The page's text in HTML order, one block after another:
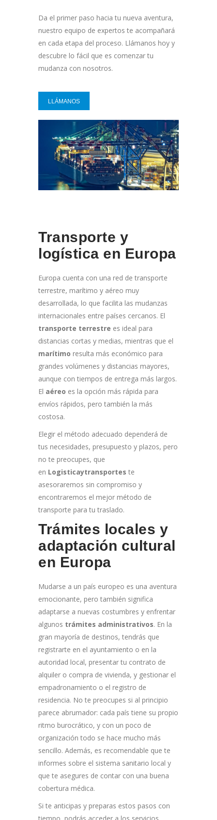
Da el primer paso hacia tu nueva aventura,
nuestro equipo de expertos te acompañará
en cada etapa del proceso. Llámanos hoy y
descubre lo fácil que es comenzar tu
mudanza con nosotros.
LLÁMANOS
Transporte y
logística en Europa
Europa cuenta con una red de transporte
terrestre, marítimo y aéreo muy
desarrollada, lo que facilita las mudanzas
internacionales entre países cercanos. El
transporte terrestre es ideal para
distancias cortas y medias, mientras que el
marítimo resulta más económico para
grandes volúmenes y distancias mayores,
aunque con tiempos de entrega más largos.
El aéreo es la opción más rápida para
envíos rápidos, pero también la más
costosa.
Elegir el método adecuado dependerá de
tus necesidades, presupuesto y plazos, pero
no te preocupes, que
en Logisticaytransportes te
asesoraremos sin compromiso y
encontraremos el mejor método de
transporte para tu traslado.
Trámites locales y
adaptación cultural
en Europa
Mudarse a un país europeo es una aventura
emocionante, pero también significa
adaptarse a nuevas costumbres y enfrentar
algunos trámites administrativos. En la
gran mayoría de destinos, tendrás que
registrarte en el ayuntamiento o en la
autoridad local, presentar tu contrato de
alquiler o compra de vivienda, y gestionar el
empadronamiento o el registro de
residencia. No te preocupes si al principio
parece abrumador: cada país tiene su propio
ritmo burocrático, y con un poco de
organización todo se hace mucho más
sencillo. Además, es recomendable que te
informes sobre el sistema sanitario local y
que te asegures de contar con una buena
cobertura médica.
Si te anticipas y preparas estos pasos con